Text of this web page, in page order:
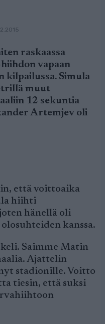
raskaassa
vapaan
kilpailussa. Simula
muut
12 sekuntia
Artemjev oli
että voittoaika
hiihti
hänellä oli
kanssa.
Saimme Matin
Ajattelin
stadionille. Voitto
tiesin, että suksi